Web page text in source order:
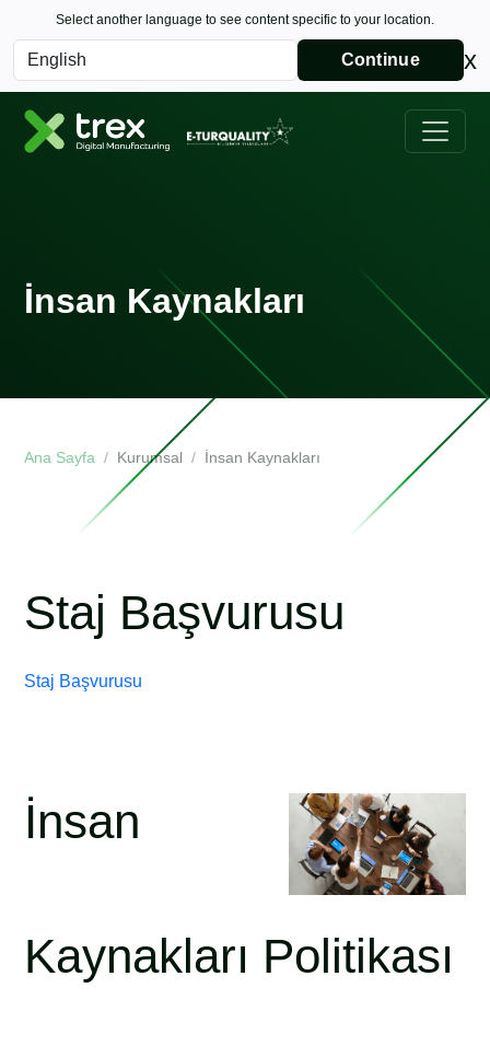
Select another language to see content specific to your location.
Continue x
İnsan Kaynakları
Ana Sayfa Kurumsal İnsan Kaynakları
Staj Başvurusu
Staj Başvurusu
İnsan
Kaynakları Politikası